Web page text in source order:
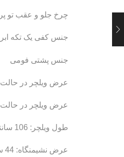
چرخ جلو و عقب تو پر
جنس کفی یک تکه ابر
جنس پشتی فومی
عرض ویلچر در حالت بسته 30
عرض ویلچر در حالت باز 68
طول ویلچر: 106 سانتیمتر
عرض نشیمنگاه: 44 سانتی متر